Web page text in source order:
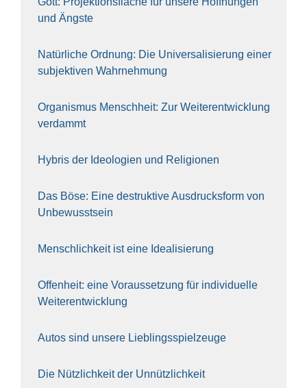
und Ängs­te
Natür­li­che Ord­nung: Die Uni­ver­sa­li­sie­rung einer
sub­jek­ti­ven Wahr­neh­mung
Orga­nis­mus Mensch­heit: Zur Wei­ter­ent­wick­lung
ver­dammt
Hybris der Ideo­lo­gien und Reli­gio­nen
Das Böse: Eine destruk­ti­ve Aus­drucks­form von
Unbe­wusst­sein
Mensch­lich­keit ist eine Idea­li­sie­rung
Offen­heit: eine Vor­aus­set­zung für indi­vi­du­el­le
Wei­ter­ent­wick­lung
Autos sind unse­re Lieb­lings­spiel­zeu­ge
Die Nütz­lich­keit der Unnütz­lich­keit